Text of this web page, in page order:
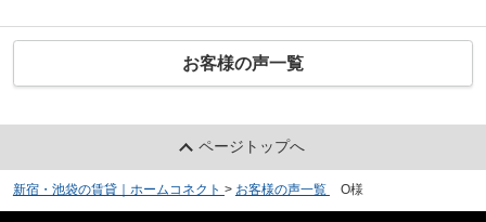
お客様の声一覧
ページトップへ
新宿・池袋の賃貸｜ホームコネクト > お客様の声一覧 O様